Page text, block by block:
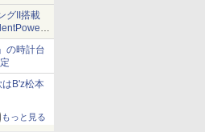
グII搭載
の時計台
B'z松本
もっと見る